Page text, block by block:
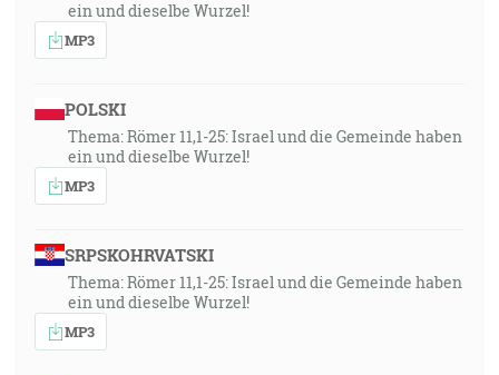
ein und dieselbe Wurzel!
MP3
POLSKI
Thema: Römer 11,1-25: Israel und die Gemeinde haben
ein und dieselbe Wurzel!
MP3
SRPSKOHRVATSKI
Thema: Römer 11,1-25: Israel und die Gemeinde haben
ein und dieselbe Wurzel!
MP3